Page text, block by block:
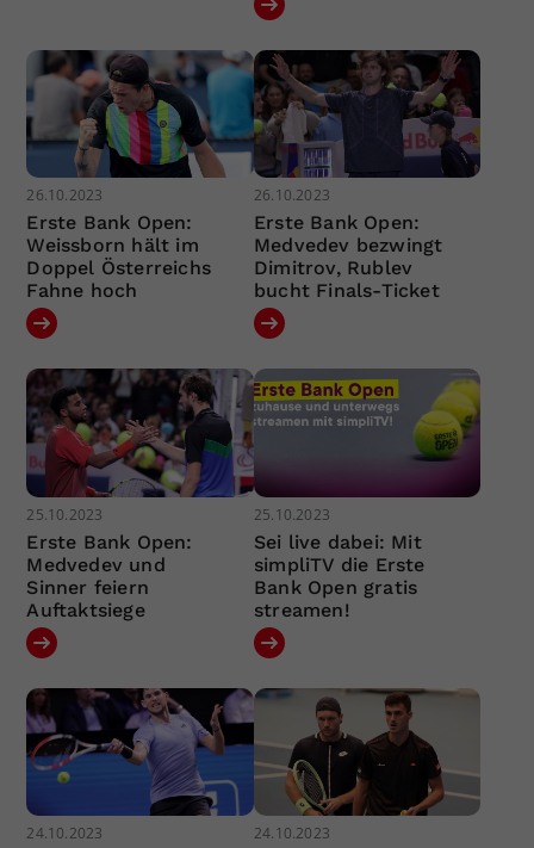
26.10.2023
Erste Bank Open:
Weissborn hält im
Doppel Österreichs
Fahne hoch
26.10.2023
Erste Bank Open:
Medvedev bezwingt
Dimitrov, Rublev
bucht Finals-Ticket
25.10.2023
Erste Bank Open:
Medvedev und
Sinner feiern
Auftaktsiege
25.10.2023
Sei live dabei: Mit
simpliTV die Erste
Bank Open gratis
streamen!
24.10.2023 24.10.2023